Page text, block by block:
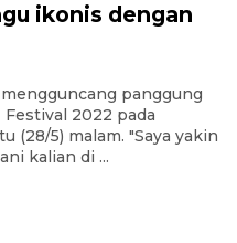
ikonis dengan
panggung
2022 pada
(28/5) malam. "Saya yakin
kalian di ...